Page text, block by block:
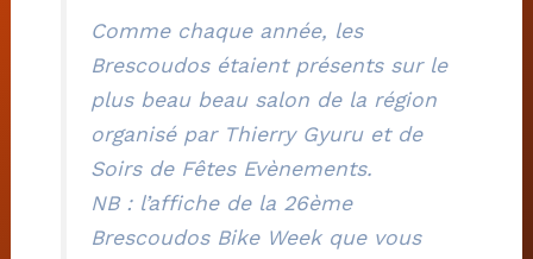
Comme chaque année, les
Brescoudos étaient présents sur le
plus beau beau salon de la région
organisé par Thierry Gyuru et de
Soirs de Fêtes Evènements.
NB : l’affiche de la 26ème
Brescoudos Bike Week que vous